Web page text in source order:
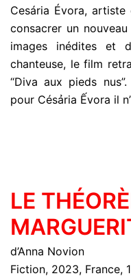
Cesária Évora,
consacrer un
images inédites et
chanteuse, le film
“Diva aux pieds
pour Césảria Ếvora il
LE
d’Anna Novion
Fiction, 2023, France,